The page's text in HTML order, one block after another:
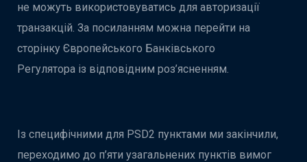
не можуть використовуватись для авторизації
транзакцій. За посиланням можна перейти на
сторінку Європейського Банківського
Регулятора із відповідним роз’ясненням.
Із специфічними для PSD2 пунктами ми закінчили,
переходимо до п’яти узагальнених пунктів вимог